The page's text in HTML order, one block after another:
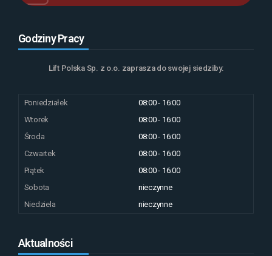
Godziny Pracy
Lift Polska Sp. z o.o. zaprasza do swojej siedziby:
Poniedziałek
08:00 - 16:00
Wtorek
08:00 - 16:00
Środa
08:00 - 16:00
Czwartek
08:00 - 16:00
Piątek
08:00 - 16:00
Sobota
nieczynne
Niedziela
nieczynne
Aktualności